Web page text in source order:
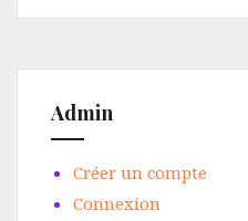
Admin
Créer un compte
Connexion